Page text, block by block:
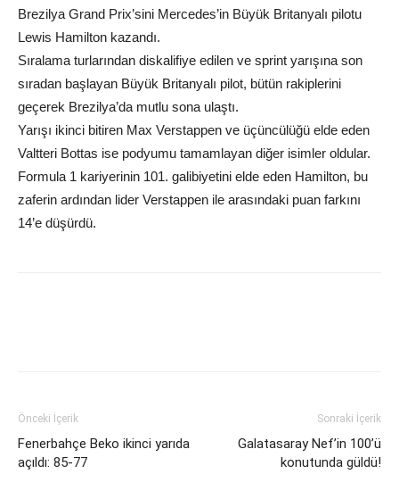
Brezilya Grand Prix’sini Mercedes’in Büyük Britanyalı pilotu
Lewis Hamilton kazandı.
Sıralama turlarından diskalifiye edilen ve sprint yarışına son
sıradan başlayan Büyük Britanyalı pilot, bütün rakiplerini
geçerek Brezilya’da mutlu sona ulaştı.
Yarışı ikinci bitiren Max Verstappen ve üçüncülüğü elde eden
Valtteri Bottas ise podyumu tamamlayan diğer isimler oldular.
Formula 1 kariyerinin 101. galibiyetini elde eden Hamilton, bu
zaferin ardından lider Verstappen ile arasındaki puan farkını
14’e düşürdü.
Önceki İçerik
Fenerbahçe Beko ikinci yarıda
açıldı: 85-77
Sonraki İçerik
Galatasaray Nef’in 100’ü
konutunda güldü!